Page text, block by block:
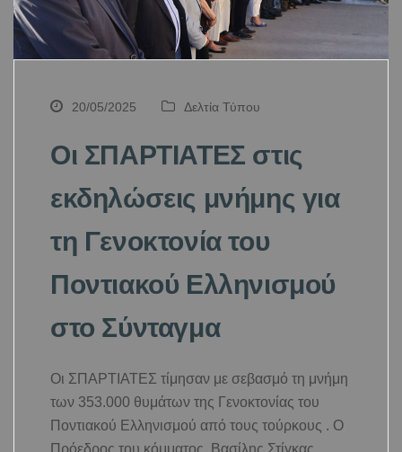
20/05/2025 Δελτία Τύπου
Οι ΣΠΑΡΤΙΑΤΕΣ στις
εκδηλώσεις μνήμης για
τη Γενοκτονία του
Ποντιακού Ελληνισμού
στο Σύνταγμα
Οι ΣΠΑΡΤΙΑΤΕΣ τίμησαν με σεβασμό τη μνήμη
των 353.000 θυμάτων της Γενοκτονίας του
Ποντιακού Ελληνισμού από τους τούρκους . Ο
Πρόεδρος του κόμματος, Βασίλης Στίγκας,